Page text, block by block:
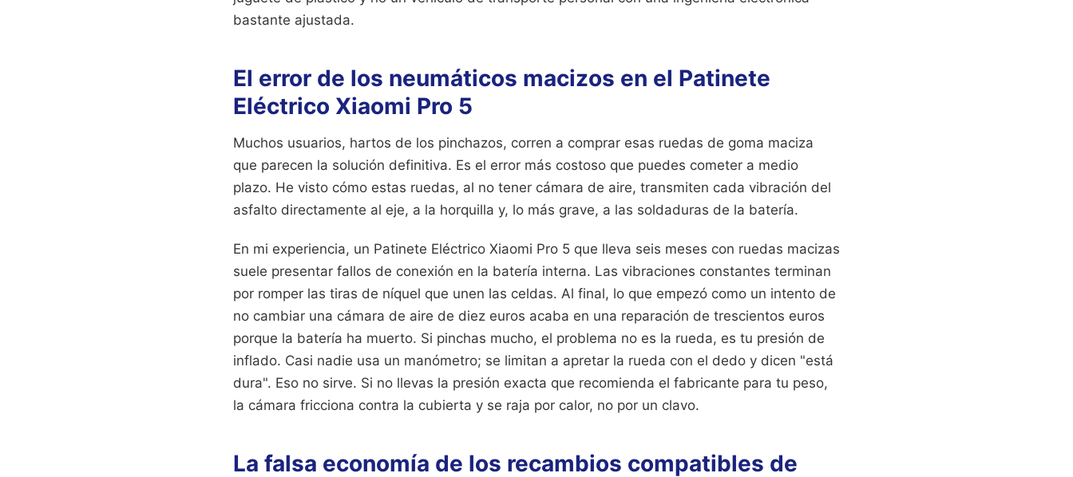
bastante ajustada.
El error de los neumáticos macizos en el Patinete
Eléctrico Xiaomi Pro 5
Muchos usuarios, hartos de los pinchazos, corren a comprar esas ruedas de goma maciza
que parecen la solución definitiva. Es el error más costoso que puedes cometer a medio
plazo. He visto cómo estas ruedas, al no tener cámara de aire, transmiten cada vibración del
asfalto directamente al eje, a la horquilla y, lo más grave, a las soldaduras de la batería.
En mi experiencia, un Patinete Eléctrico Xiaomi Pro 5 que lleva seis meses con ruedas macizas
suele presentar fallos de conexión en la batería interna. Las vibraciones constantes terminan
por romper las tiras de níquel que unen las celdas. Al final, lo que empezó como un intento de
no cambiar una cámara de aire de diez euros acaba en una reparación de trescientos euros
porque la batería ha muerto. Si pinchas mucho, el problema no es la rueda, es tu presión de
inflado. Casi nadie usa un manómetro; se limitan a apretar la rueda con el dedo y dicen "está
dura". Eso no sirve. Si no llevas la presión exacta que recomienda el fabricante para tu peso,
la cámara fricciona contra la cubierta y se raja por calor, no por un clavo.
La falsa economía de los recambios compatibles de